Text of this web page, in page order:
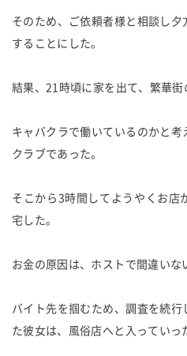
そのため、ご依頼者様と相談し
することにした。
結果、21時頃に家を出て、繁華街
キャバクラで働いているのかと
クラブであった。
そこから3時間してようやくお店
宅した。
お金の原因は、ホストで間違いな
バイト先を掴むため、調査を続
た彼女は、風俗店へと入っていっ